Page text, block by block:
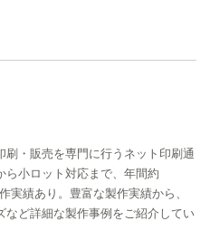
刷・販売を専門に行うネット印刷通
ら小ロット対応まで、年間約
実績あり。豊富な製作実績から、
など詳細な製作事例をご紹介してい